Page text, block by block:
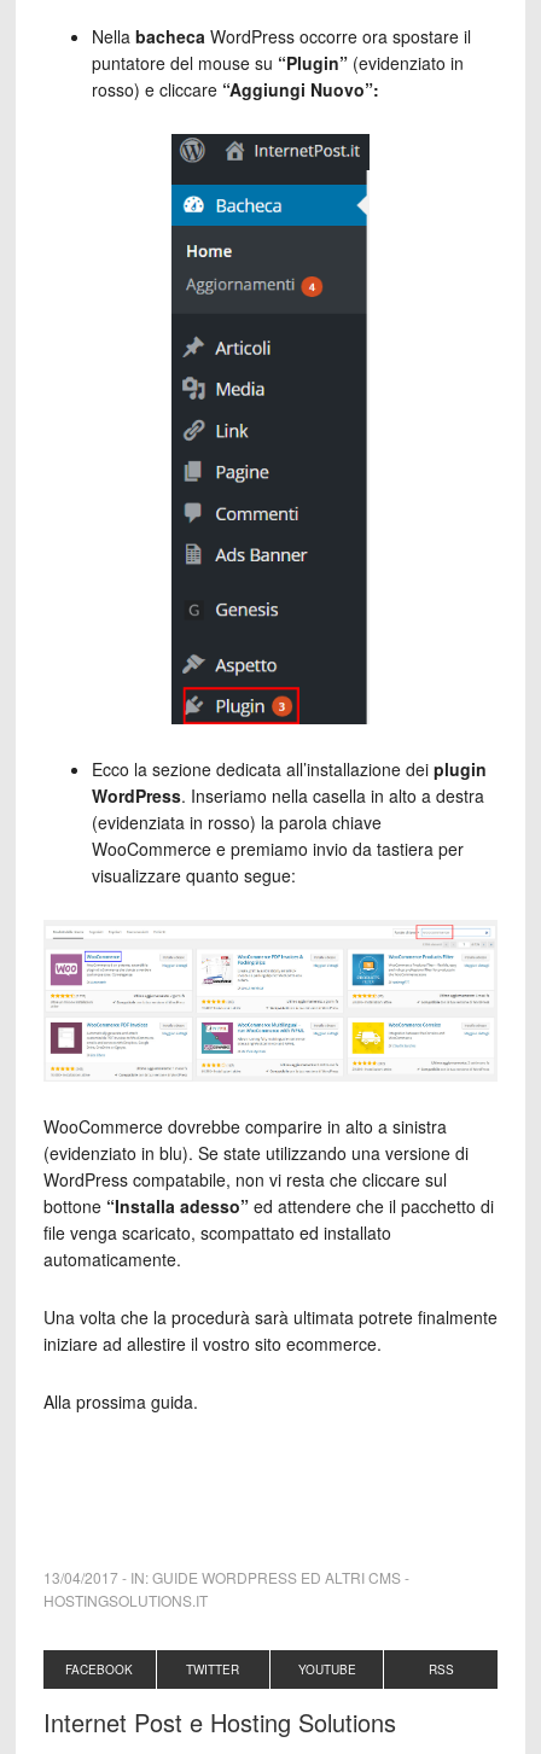
Nella bachecaWordPress occorre ora spostare il
puntatore del mouse su “Plugin” (evidenziato in
rosso) e cliccare“Aggiungi Nuovo”:
Ecco la sezione dedicata all’installazione dei plugin
WordPress. Inseriamo nella casella in alto a destra
(evidenziata in rosso) la parola chiave
WooCommerce e premiamo invio da tastiera per
visualizzare quanto segue:
WooCommerce dovrebbe comparire in alto a sinistra
(evidenziato in blu). Se state utilizzando una versione di
WordPress compatabile, non vi resta che cliccare sul
bottone “Installa adesso”ed attendere che il pacchetto di
file venga scaricato, scompattato ed installato
automaticamente.
Una volta che la procedurà sarà ultimata potrete finalmente
iniziare ad allestire il vostro sito ecommerce.
Alla prossima guida.
13/04/2017- IN:GUIDE WORDPRESS ED ALTRI CMS-
HOSTINGSOLUTIONS.IT
FACEBOOK TWITTER YOUTUBE RSS
Internet Post e Hosting Solutions